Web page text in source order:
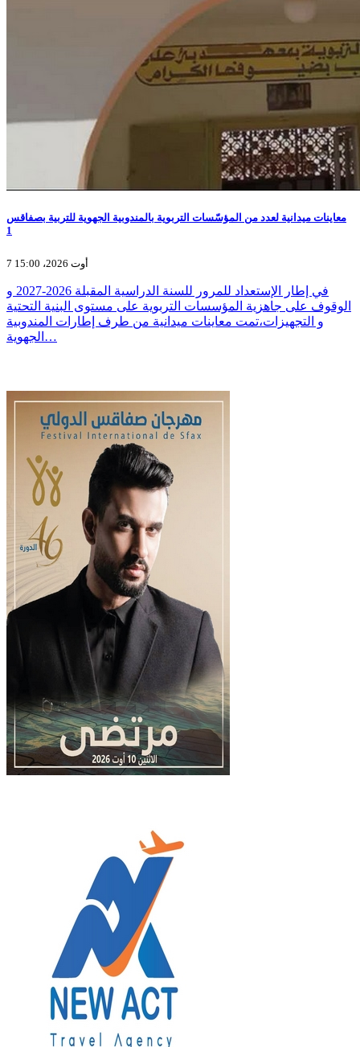
معاينات ميدانية لعدد من المؤسّسات التربوية بالمندوبية الجهوية للتربية بصفاقس
1
7 أوت 2026، 15:00
في إطار الإستعداد للمرور للسنة الدراسية المقبلة 2026-2027 و
الوقوف على جاهزية المؤسسات التربوية على مستوى البنية التحتية
و التجهيزات،تمت معاينات ميدانية من طرف إطارات المندوبية
الجهوية…